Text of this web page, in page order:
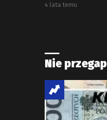
4 lata temu
Nie przegap